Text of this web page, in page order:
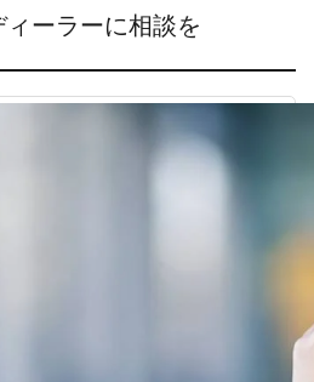
ーラーに相談を